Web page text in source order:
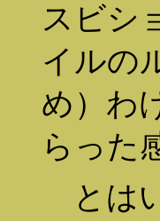
スビシ
イルの
め）わ
らった
とは